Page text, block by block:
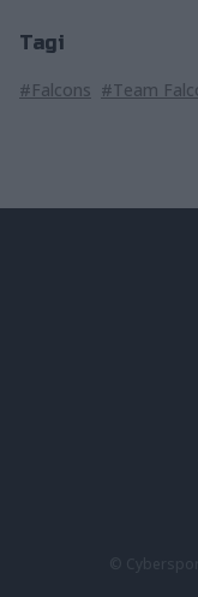
Tagi
#Falcons #Team